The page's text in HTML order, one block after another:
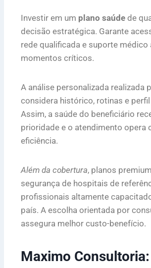
Investir em um plano saúde de
decisão estratégica. Garante
rede qualificada e suporte médico
momentos críticos.
A análise personalizada realizada
considera histórico, rotinas e
Assim, a saúde do beneficiário
prioridade e o atendimento opera
eficiência.
Além da cobertura, planos
segurança de hospitais de
profissionais altamente
país. A escolha orientada por
assegura melhor custo-benefício.
Maximo Consultoria: